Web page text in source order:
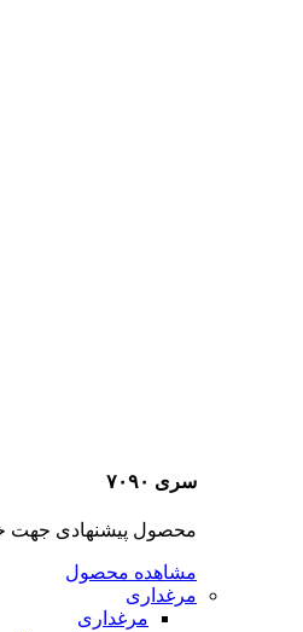
سری ۷۰۹۰
محصول پیشنهادی جهت
مشاهده محصول
مرغداری
مرغداری